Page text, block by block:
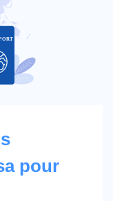
pour